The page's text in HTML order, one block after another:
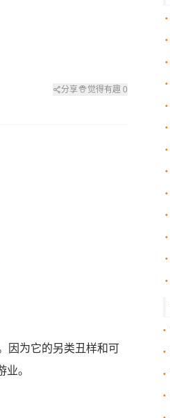
分享 觉得有趣 0
因为它的另类丑样和可
。